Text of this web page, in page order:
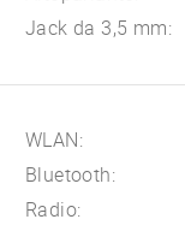
Jack da 3,5 mm:
WLAN:
Bluetooth:
Radio: